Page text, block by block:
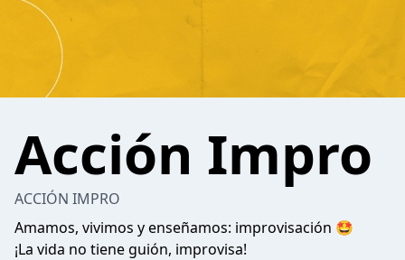
Acción Impro
ACCIÓN IMPRO
Amamos, vivimos y enseñamos: improvisación 🤩
¡La vida no tiene guión, improvisa!